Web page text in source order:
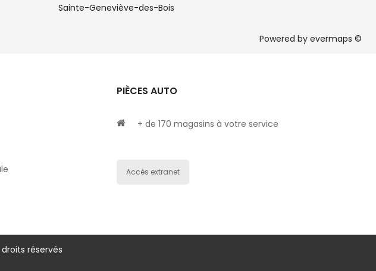
Sainte-Geneviève-des-Bois
Powered by evermaps ©
PIÈCES AUTO
+ de 170 magasins à votre service
Accès extranet
droits réservés